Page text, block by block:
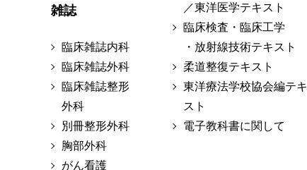
雑誌
臨床雑誌内科
臨床雑誌外科
臨床雑誌整形
外科
別冊整形外科
胸部外科
がん看護
／東洋医学テキスト
臨床検査・臨床工学
・放射線技術テキスト
柔道整復テキスト
東洋療法学校協会編テキ
スト
電子教科書に関して